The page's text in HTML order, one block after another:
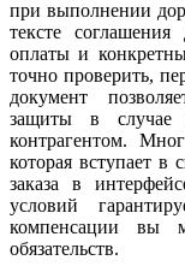
при выполнении
тексте
оплаты и
точно проверить,
документ
защиты в случае
контрагентом.
которая вступает
заказа в
условий
компенсации вы
обязательств.